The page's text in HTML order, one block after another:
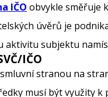
IČO obvykle směřuje
úvěrů je
aktivitu subjektu
IČO
stranou na
musí být využity